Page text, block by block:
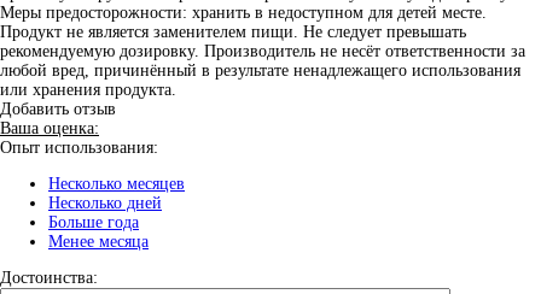
Меры предосторожности: хранить в недоступном для детей месте.
Продукт не является заменителем пищи. Не следует превышать
рекомендуемую дозировку. Производитель не несёт ответственности за
любой вред, причинённый в результате ненадлежащего использования
или хранения продукта.
Добавить отзыв
Ваша оценка:
Опыт использования:
Несколько месяцев
Несколько дней
Больше года
Менее месяца
Достоинства: